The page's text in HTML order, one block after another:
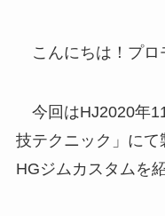
こんにちは！プロ
今回はHJ2020年
技テクニック」に
HGジムカスタムを